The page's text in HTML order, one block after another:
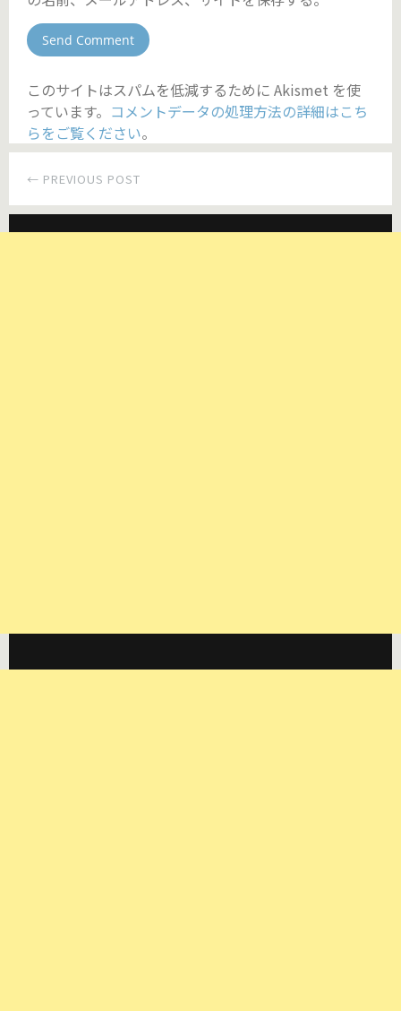
このサイトはスパムを低減するために Akismet を使
っています。 コメントデータの処理方法の詳細はこち
らをご覧ください。
← PREVIOUS POST